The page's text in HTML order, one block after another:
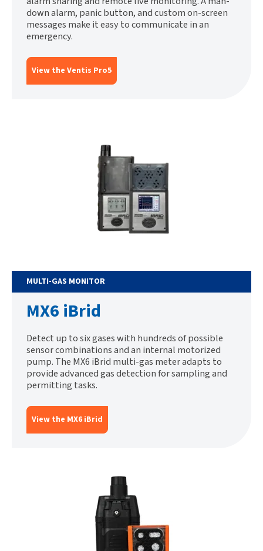
down alarm, panic button, and custom on-screen
messages make it easy to communicate in an
emergency.
View the Ventis Pro5
MULTI-GAS MONITOR
MX6 iBrid
Detect up to six gases with hundreds of possible
sensor combinations and an internal motorized
pump. The MX6 iBrid multi-gas meter adapts to
provide advanced gas detection for sampling and
permitting tasks.
View the MX6 iBrid